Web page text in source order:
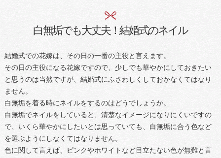
白無垢でも大丈夫！結婚式のネイル
結婚式での花嫁は、その日の一番の主役と言えます。
その日の主役になる花嫁ですので、少しでも華やかにしておきたい
と思うのは当然ですが、結婚式にふさわしくしておかなくてはなり
ません。
白無垢を着る時にネイルをするのはどうでしょうか。
白無垢でネイルをしていると、清楚なイメージになりにくいですの
で、いくら華やかにしたいとは思っていても、白無垢に合う色など
を選ぶようにしなくてはなりません。
色に関して言えば、ピンクやホワイトなど目立たない色が無難と言